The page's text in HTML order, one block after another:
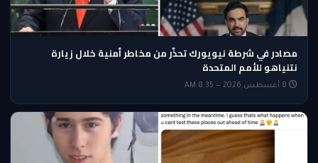
مصادر في شرطة نيويورك تحذّر من مخاطر أمنية خلال زيارة
نتنياهو للأمم المتحدة